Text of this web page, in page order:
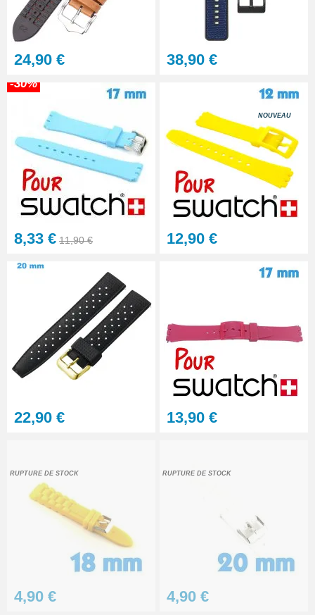
24,90 € 38,90 €
-30%
8,33 € 11,90 €
NOUVEAU
12,90 €
22,90 € 13,90 €
RUPTURE DE STOCK
4,90 €
RUPTURE DE STOCK
4,90 €